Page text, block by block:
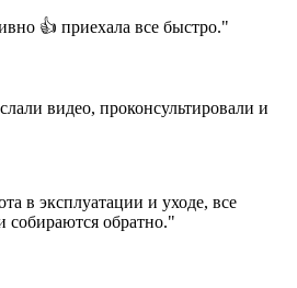
👍 приехала все быстро."
видео, проконсультировали и
в эксплуатации и уходе, все
собираются обратно."